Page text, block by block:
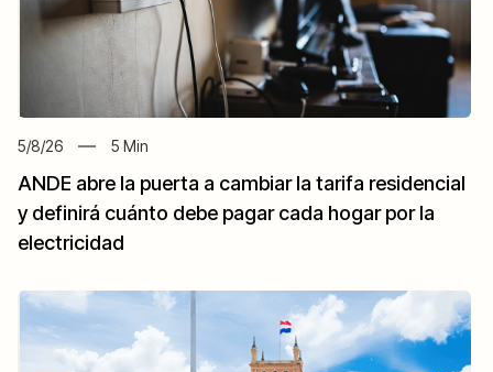
5/8/26 5 Min
ANDE abre la puerta a cambiar la tarifa residencial
y definirá cuánto debe pagar cada hogar por la
electricidad